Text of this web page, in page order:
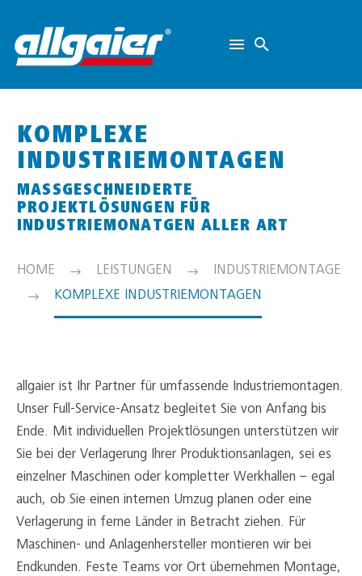
KOMPLEXE
INDUSTRIEMONTAGEN
MASSGESCHNEIDERTE P
ROJEKTLÖSUNGEN FÜR I
NDUSTRIEMONATGEN ALLER ART
HOME LEISTUNGEN
INDUSTRIEMONTAGE
KOMPLEXE INDUSTRIEMONTAGEN
allgaier ist Ihr Partner für umfassende Industriemontagen.
Unser Full-Service-Ansatz begleitet Sie von Anfang bis
Ende. Mit individuellen Projektlösungen unterstützen wir
Sie bei der Verlagerung Ihrer Produktionsanlagen, sei es
einzelner Maschinen oder kompletter Werkhallen – egal
auch, ob Sie einen internen Umzug planen oder eine
Verlagerung in ferne Länder in Betracht ziehen. Für
Maschinen- und Anlagenhersteller montieren wir bei
Endkunden. Feste Teams vor Ort übernehmen Montage,